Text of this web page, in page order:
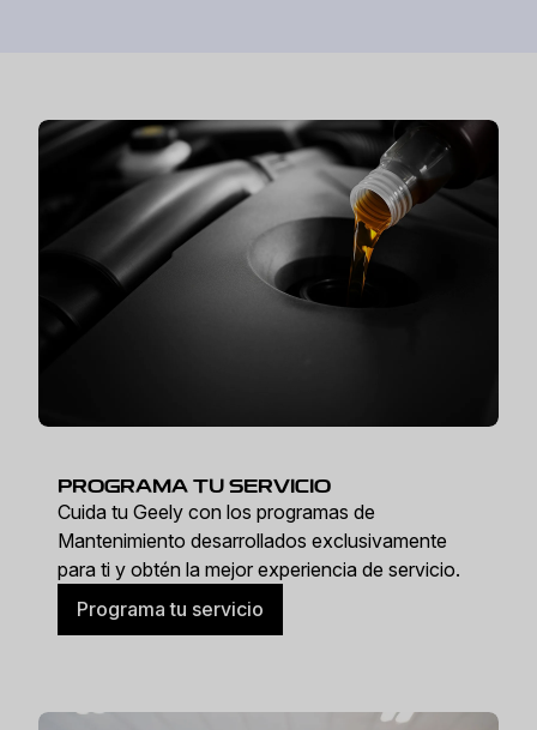
PROGRAMA TU SERVICIO
Cuida tu Geely con los programas de
Mantenimiento desarrollados exclusivamente
para ti y obtén la mejor experiencia de servicio.
Programa tu servicio